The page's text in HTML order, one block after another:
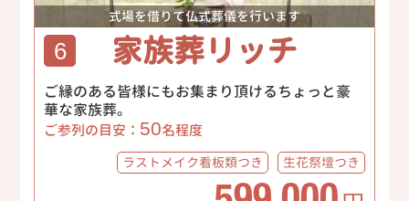
式場を借りて仏式葬儀を行います
6 家族葬リッチ
ご縁のある皆様にもお集まり頂けるちょっと豪
華な家族葬。
ご参列の目安： 50名程度
ラストメイク看板類つき 生花祭壇つき